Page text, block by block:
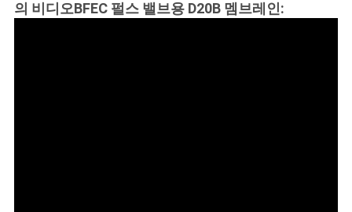
의 비디오BFEC 펄스 밸브용 D20B 멤브레인: